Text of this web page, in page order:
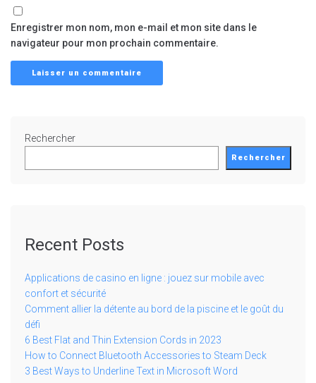
Enregistrer mon nom, mon e-mail et mon site dans le
navigateur pour mon prochain commentaire.
Rechercher
Rechercher
Recent Posts
Applications de casino en ligne : jouez sur mobile avec
confort et sécurité
Comment allier la détente au bord de la piscine et le goût du
défi
6 Best Flat and Thin Extension Cords in 2023
How to Connect Bluetooth Accessories to Steam Deck
3 Best Ways to Underline Text in Microsoft Word